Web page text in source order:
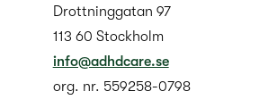
Drottninggatan 97
113 60 Stockholm
info@adhdcare.se
org. nr. 559258-0798